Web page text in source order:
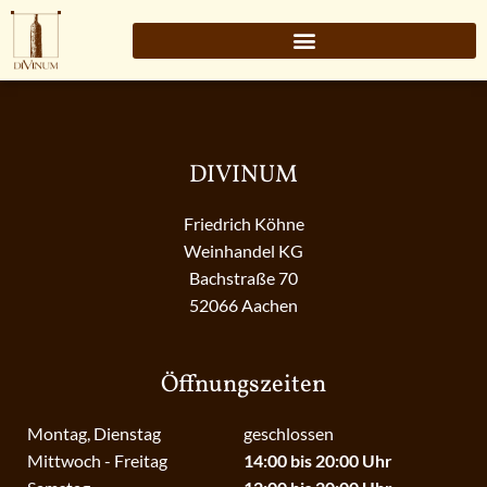
DIVINUM
Friedrich Köhne
Weinhandel KG
Bachstraße 70
52066 Aachen
Öffnungszeiten
Montag, Dienstag
Mittwoch - Freitag
geschlossen
14:00 bis 20:00 Uhr